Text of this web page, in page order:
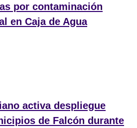
por contaminación
en Caja de Agua
activa despliegue
de Falcón durante